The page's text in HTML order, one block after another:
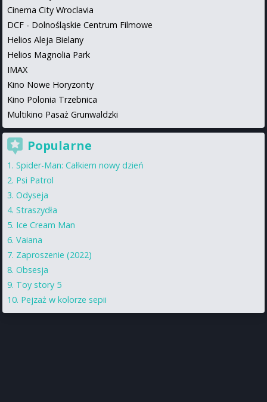
Cinema City Wroclavia
DCF - Dolnośląskie Centrum Filmowe
Helios Aleja Bielany
Helios Magnolia Park
IMAX
Kino Nowe Horyzonty
Kino Polonia Trzebnica
Multikino Pasaż Grunwaldzki
Popularne
Spider-Man: Całkiem nowy dzień
Psi Patrol
Odyseja
Straszydła
Ice Cream Man
Vaiana
Zaproszenie (2022)
Obsesja
Toy story 5
Pejzaż w kolorze sepii